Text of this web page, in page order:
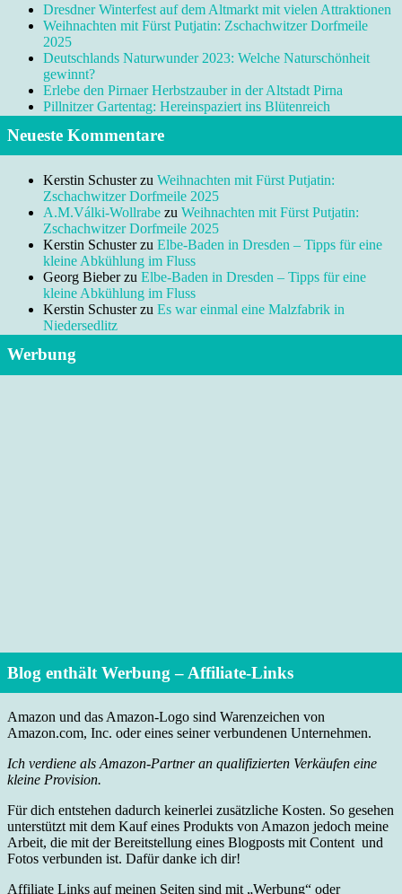
Dresdner Winterfest auf dem Altmarkt mit vielen Attraktionen
Weihnachten mit Fürst Putjatin: Zschachwitzer Dorfmeile
2025
Deutschlands Naturwunder 2023: Welche Naturschönheit
gewinnt?
Erlebe den Pirnaer Herbstzauber in der Altstadt Pirna
Pillnitzer Gartentag: Hereinspaziert ins Blütenreich
Neueste Kommentare
Kerstin Schusterzu Weihnachten mit Fürst Putjatin:
Zschachwitzer Dorfmeile 2025
A.M.Válki-Wollrabe zu Weihnachten mit Fürst Putjatin:
Zschachwitzer Dorfmeile 2025
Kerstin Schusterzu Elbe-Baden in Dresden – Tipps für eine
kleine Abkühlung im Fluss
Georg Bieberzu Elbe-Baden in Dresden – Tipps für eine
kleine Abkühlung im Fluss
Kerstin Schusterzu Es war einmal eine Malzfabrik in
Niedersedlitz
Werbung
Blog enthält Werbung – Affiliate-Links
Amazon und das Amazon-Logo sind Warenzeichen von
Amazon.com, Inc. oder eines seiner verbundenen Unternehmen.
Ich verdiene als Amazon-Partner an qualifizierten Verkäufen eine
kleine Provision.
Für dich entstehen dadurch keinerlei zusätzliche Kosten. So gesehen
unterstützt mit dem Kauf eines Produkts von Amazon jedoch meine
Arbeit, die mit der Bereitstellung eines Blogposts mit Content und
Fotos verbunden ist. Dafür danke ich dir!
Affiliate Links auf meinen Seiten sind mit „Werbung“ oder